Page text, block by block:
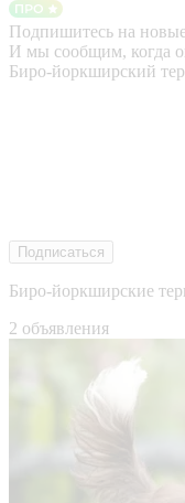
Подпишитесь на
И мы сообщим, когда
Биро-йоркширский
Подписаться
Биро-йоркширские
2 объявления